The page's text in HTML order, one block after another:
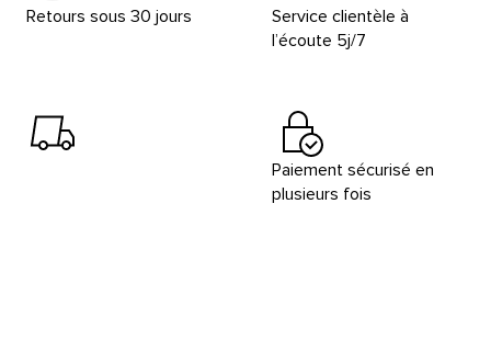
Retours sous 30 jours
Service clientèle à
l’écoute 5j/7
Paiement sécurisé en
plusieurs fois